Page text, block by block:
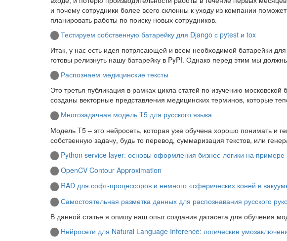
и почему сотрудники более всего склонны к уходу из компании
планировать работы по поиску новых сотрудников.
Тестируем собственную батарейку для Django с pytest и tox
Итак, у нас есть идея потрясающей и всем необходимой батарейки
готовы релизнуть нашу батарейку в PyPI. Однако перед этим мы
Распознаем медицинские тексты
Это третья публикация в рамках цикла статей по изучению
созданы векторные представления медицинских терминов, которые
Многозадачная модель T5 для русского языка
Модель T5 – это нейросеть, которая уже обучена хорошо понимать и
собственную задачу, будь то перевод, суммаризация текстов, или
Python service layer: основы оформления бизнес-логики на
OpenCV Contour Approximation
RAD для софт-процессоров и немного «сферических коней в
Самостоятельная разметка данных для распознавания русского
В данной статье я опишу наш опыт создания датасета для обучения
Нейросети для Natural Language Inference: логические